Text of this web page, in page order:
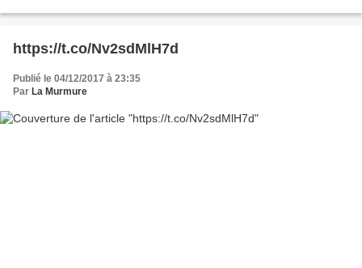
https://t.co/Nv2sdMlH7d
Publié le 04/12/2017 à 23:35
Par La Murmure